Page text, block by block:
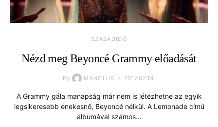
SZABADIDŐ
Nézd meg Beyoncé Grammy előadását
By MANCLUB 2017.02.14.
A Grammy gála manapság már nem is létezhetne az egyik
legsikeresebb énekesnő, Beyoncé nélkül. A Lemonade című
albumával számos…